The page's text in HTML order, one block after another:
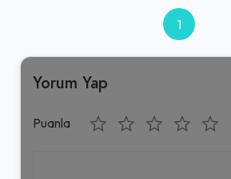
1
Yorum Yap
Puanla